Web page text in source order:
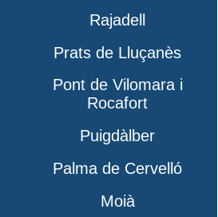
Rajadell
Prats de Lluçanès
Pont de Vilomara i
Rocafort
Puigdàlber
Palma de Cervelló
Moià